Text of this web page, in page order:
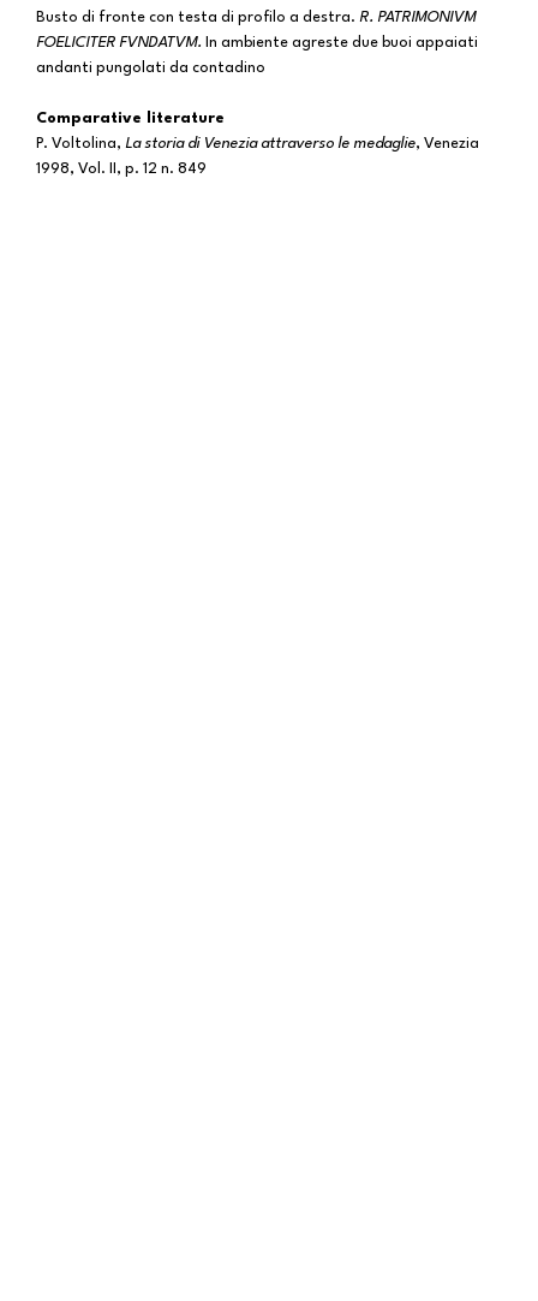
Busto di fronte con testa di profilo a destra. R. PATRIMONIVM
FOELICITER FVNDATVM. In ambiente agreste due buoi appaiati
andanti pungolati da contadino
Comparative literature
P. Voltolina, La storia di Venezia attraverso le medaglie, Venezia
1998, Vol. II, p. 12 n. 849